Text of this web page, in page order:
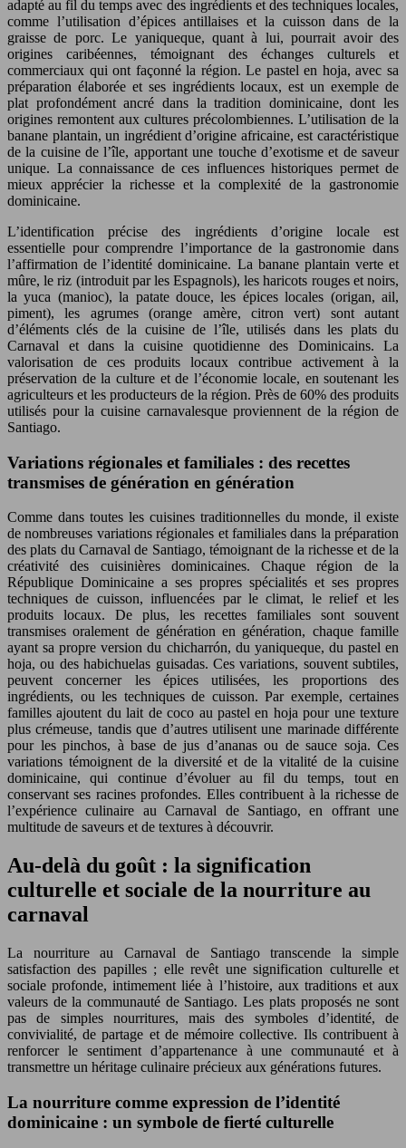
adapté au fil du temps avec des ingrédients et des techniques locales,
comme l’utilisation d’épices antillaises et la cuisson dans de la
graisse de porc. Le yaniqueque, quant à lui, pourrait avoir des
origines caribéennes, témoignant des échanges culturels et
commerciaux qui ont façonné la région. Le pastel en hoja, avec sa
préparation élaborée et ses ingrédients locaux, est un exemple de
plat profondément ancré dans la tradition dominicaine, dont les
origines remontent aux cultures précolombiennes. L’utilisation de la
banane plantain, un ingrédient d’origine africaine, est caractéristique
de la cuisine de l’île, apportant une touche d’exotisme et de saveur
unique. La connaissance de ces influences historiques permet de
mieux apprécier la richesse et la complexité de la gastronomie
dominicaine.
L’identification précise des ingrédients d’origine locale est
essentielle pour comprendre l’importance de la gastronomie dans
l’affirmation de l’identité dominicaine. La banane plantain verte et
mûre, le riz (introduit par les Espagnols), les haricots rouges et noirs,
la yuca (manioc), la patate douce, les épices locales (origan, ail,
piment), les agrumes (orange amère, citron vert) sont autant
d’éléments clés de la cuisine de l’île, utilisés dans les plats du
Carnaval et dans la cuisine quotidienne des Dominicains. La
valorisation de ces produits locaux contribue activement à la
préservation de la culture et de l’économie locale, en soutenant les
agriculteurs et les producteurs de la région. Près de 60% des produits
utilisés pour la cuisine carnavalesque proviennent de la région de
Santiago.
Variations régionales et familiales : des recettes
transmises de génération en génération
Comme dans toutes les cuisines traditionnelles du monde, il existe
de nombreuses variations régionales et familiales dans la préparation
des plats du Carnaval de Santiago, témoignant de la richesse et de la
créativité des cuisinières dominicaines. Chaque région de la
République Dominicaine a ses propres spécialités et ses propres
techniques de cuisson, influencées par le climat, le relief et les
produits locaux. De plus, les recettes familiales sont souvent
transmises oralement de génération en génération, chaque famille
ayant sa propre version du chicharrón, du yaniqueque, du pastel en
hoja, ou des habichuelas guisadas. Ces variations, souvent subtiles,
peuvent concerner les épices utilisées, les proportions des
ingrédients, ou les techniques de cuisson. Par exemple, certaines
familles ajoutent du lait de coco au pastel en hoja pour une texture
plus crémeuse, tandis que d’autres utilisent une marinade différente
pour les pinchos, à base de jus d’ananas ou de sauce soja. Ces
variations témoignent de la diversité et de la vitalité de la cuisine
dominicaine, qui continue d’évoluer au fil du temps, tout en
conservant ses racines profondes. Elles contribuent à la richesse de
l’expérience culinaire au Carnaval de Santiago, en offrant une
multitude de saveurs et de textures à découvrir.
Au-delà du goût : la signification
culturelle et sociale de la nourriture au
carnaval
La nourriture au Carnaval de Santiago transcende la simple
satisfaction des papilles ; elle revêt une signification culturelle et
sociale profonde, intimement liée à l’histoire, aux traditions et aux
valeurs de la communauté de Santiago. Les plats proposés ne sont
pas de simples nourritures, mais des symboles d’identité, de
convivialité, de partage et de mémoire collective. Ils contribuent à
renforcer le sentiment d’appartenance à une communauté et à
transmettre un héritage culinaire précieux aux générations futures.
La nourriture comme expression de l’identité
dominicaine : un symbole de fierté culturelle